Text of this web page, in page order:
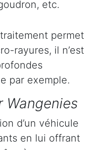
etc.
permet
rayures, il n’est
par exemple.
Wangenies
d’un véhicule
en lui offrant